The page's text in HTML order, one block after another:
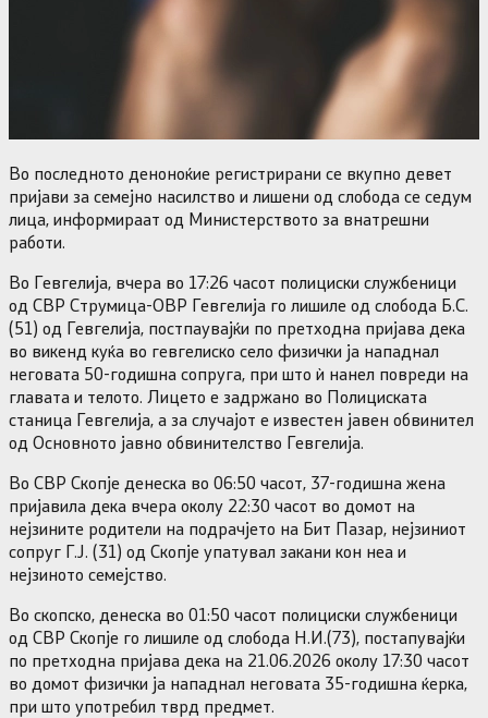
Во последното деноноќие регистрирани се вкупно девет
пријави за семејно насилство и лишени од слобода се седум
лица, информираат од Министерството за внатрешни
работи.
Во Гевгелија, вчера во 17:26 часот полициски службеници
од СВР Струмица-ОВР Гевгелија го лишиле од слобода Б.С.
(51) од Гевгелија, постпаувајќи по претходна пријава дека
во викенд куќа во гевгелиско село физички ја нападнал
неговата 50-годишна сопруга, при што ѝ нанел повреди на
главата и телото. Лицето е задржано во Полициската
станица Гевгелија, а за случајот е известен јавен обвинител
од Основното јавно обвинителство Гевгелија.
Во СВР Скопје денеска во 06:50 часот, 37-годишна жена
пријавила дека вчера околу 22:30 часот во домот на
нејзините родители на подрачјето на Бит Пазар, нејзиниот
сопруг Г.Ј. (31) од Скопје упатувал закани кон неа и
нејзиното семејство.
Во скопско, денеска во 01:50 часот полициски службеници
од СВР Скопје го лишиле од слобода Н.И.(73), постапувајќи
по претходна пријава дека на 21.06.2026 околу 17:30 часот
во домот физички ја нападнал неговата 35-годишна ќерка,
при што употребил тврд предмет.